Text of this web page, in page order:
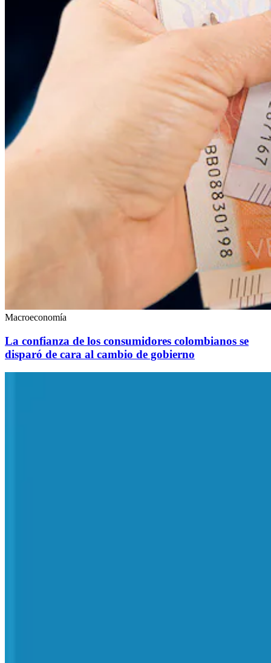
Macroeconomía
La confianza de los consumidores colombianos se
disparó de cara al cambio de gobierno